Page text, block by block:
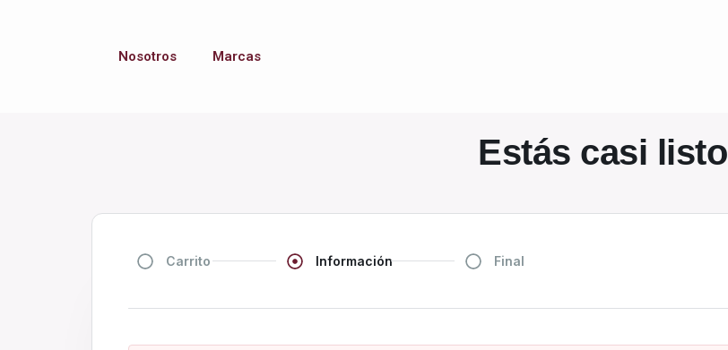
Nosotros Marcas
Estás casi listo
Carrito Información Final